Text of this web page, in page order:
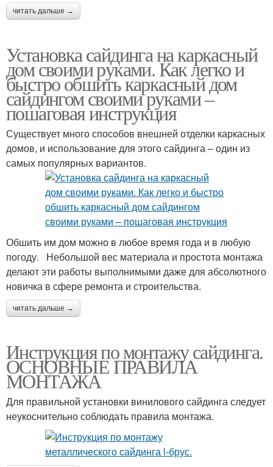
читать дальше →
Установка сайдинга на каркасный
дом своими руками. Как легко и
быстро обшить каркасный дом
сайдингом своими руками –
пошаговая инструкция
Существует много способов внешней отделки каркасных
домов, и использование для этого сайдинга – один из
самых популярных вариантов.
Обшить им дом можно в любое время года и в любую
погоду. Небольшой вес материала и простота монтажа
делают эти работы выполнимыми даже для абсолютного
новичка в сфере ремонта и строительства.
читать дальше →
Инструкция по монтажу сайдинга.
ОСНОВНЫЕ ПРАВИЛА
МОНТАЖА
Для правильной установки винилового сайдинга следует
неукоснительно соблюдать правила монтажа.